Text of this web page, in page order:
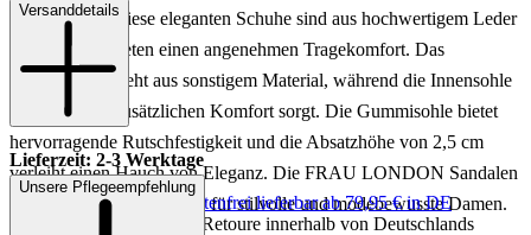
Farbe Braun. Diese eleganten Schuhe sind aus hochwertigem Leder
gefertigt und bieten einen angenehmen Tragekomfort. Das
Innenfutter besteht aus sonstigem Material, während die Innensohle
aus Leder für zusätzlichen Komfort sorgt. Die Gummisohle bietet
hervorragende Rutschfestigkeit und die Absatzhöhe von 2,5 cm
verleiht einen Hauch von Eleganz. Die FRAU LONDON Sandalen
sind der perfekte Begleiter für stilvolle und modebewusste Damen.
Versanddetails
Lieferzeit: 2-3 Werktage
Keine Versandkosten:
kostenfrei lieferbar ab 79,95 € in DE
Einfache und Kostenlose Retoure innerhalb von Deutschlands
Unsere Pflegeempfehlung